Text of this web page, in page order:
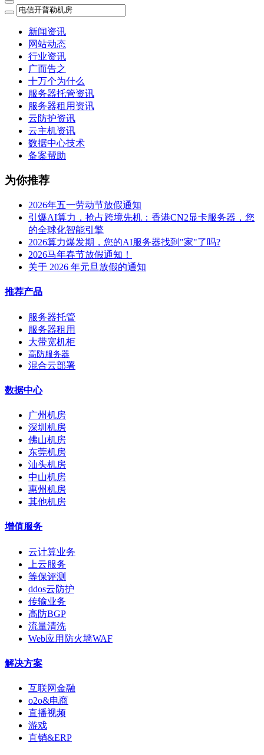
新闻资讯
网站动态
行业资讯
广而告之
十万个为什么
服务器托管资讯
服务器租用资讯
云防护资讯
云主机资讯
数据中心技术
备案帮助
为你推荐
2026年五一劳动节放假通知
引爆AI算力，抢占跨境先机：香港CN2显卡服务器，您
的全球化智能引擎
2026算力爆发期，您的AI服务器找到"家"了吗?
2026马年春节放假通知！
关于 2026 年元旦放假的通知
推荐产品
服务器托管
服务器租用
大带宽机柜
高防服务器
混合云部署
数据中心
广州机房
深圳机房
佛山机房
东莞机房
汕头机房
中山机房
惠州机房
其他机房
增值服务
云计算业务
上云服务
等保评测
ddos云防护
传输业务
高防BGP
流量清洗
Web应用防火墙WAF
解决方案
互联网金融
o2o&电商
直播视频
游戏
直销&ERP